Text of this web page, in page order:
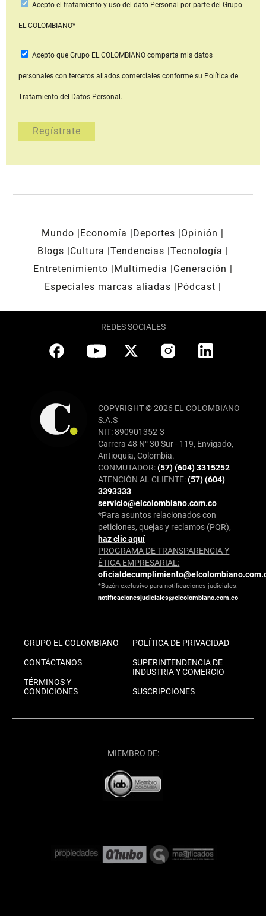
Acepto el tratamiento y uso del dato Personal por parte del Grupo
EL COLOMBIANO*
Acepto que Grupo EL COLOMBIANOcomparta mis datos
personales con terceros aliados comerciales conforme su Política de
Tratamiento del Datos Personal.
Mundo Economía Deportes
Opinión
Blogs
Cultura Tendencias Tecnología
Entretenimiento
Multimedia
Generación
Especiales marcas aliadas
Pódcast
REDES SOCIALES
COPYRIGHT © 2026 EL COLOMBIANO
S.A.S
NIT: 890901352-3
Carrera 48 N° 30 Sur - 119, Envigado,
Antioquia, Colombia.
CONMUTADOR:(57) (604) 3315252
ATENCIÓN AL CLIENTE:(57) (604)
3393333
servicio@elcolombiano.com.co
*Para asuntos relacionados con
peticiones, quejas y reclamos (PQR),
haz clic aquí
PROGRAMA DE TRANSPARENCIA Y
ÉTICA EMPRESARIAL:
*Buzón exclusivo para notificaciones judiciales:
notificacionesjudiciales@elcolombiano.com.co
GRUPO EL COLOMBIANO
CONTÁCTANOS
TÉRMINOS Y
CONDICIONES
POLÍTICA DE PRIVACIDAD
SUPERINTENDENCIA DE
INDUSTRIA Y COMERCIO
SUSCRIPCIONES
MIEMBRO DE: